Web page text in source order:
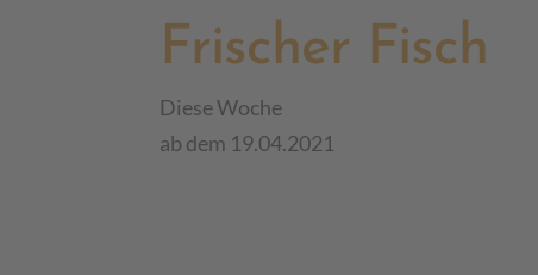
Frischer Fisch
Diese Woche
ab dem 19.04.2021